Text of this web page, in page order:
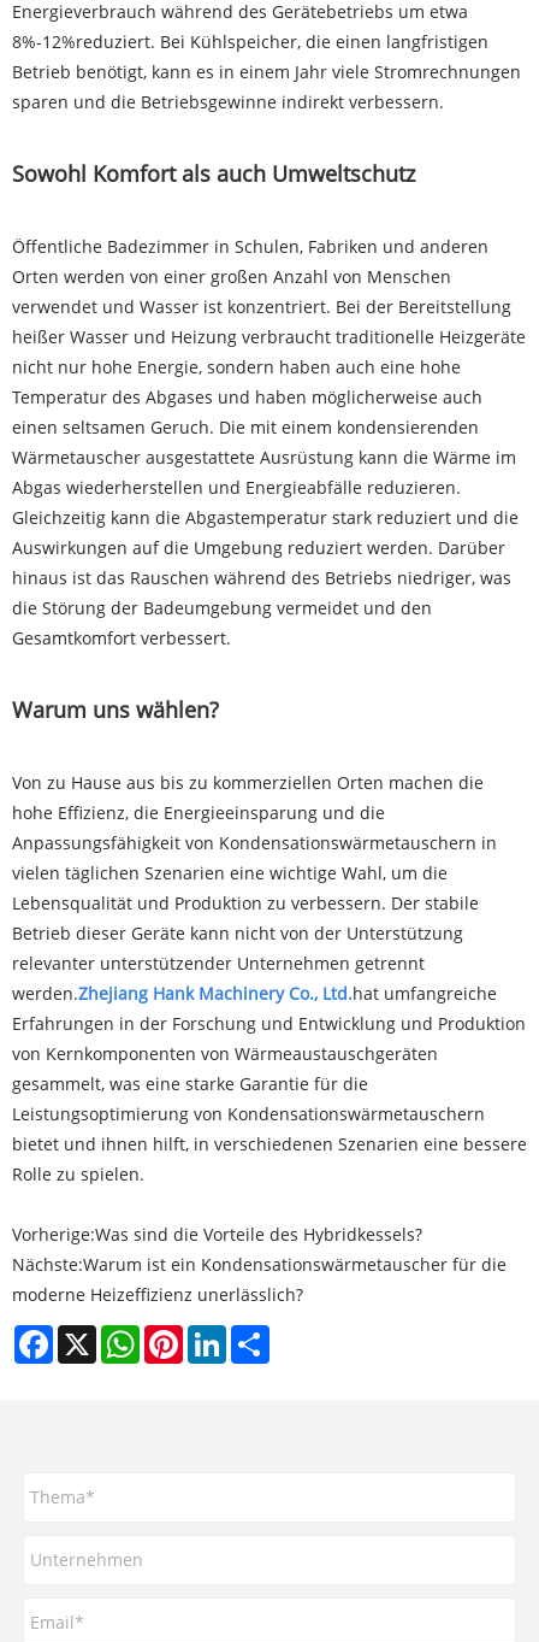
Energieverbrauch während des Gerätebetriebs um etwa
8%-12%reduziert. Bei Kühlspeicher, die einen langfristigen
Betrieb benötigt, kann es in einem Jahr viele Stromrechnungen
sparen und die Betriebsgewinne indirekt verbessern.
Sowohl Komfort als auch Umweltschutz
Öffentliche Badezimmer in Schulen, Fabriken und anderen
Orten werden von einer großen Anzahl von Menschen
verwendet und Wasser ist konzentriert. Bei der Bereitstellung
heißer Wasser und Heizung verbraucht traditionelle Heizgeräte
nicht nur hohe Energie, sondern haben auch eine hohe
Temperatur des Abgases und haben möglicherweise auch
einen seltsamen Geruch. Die mit einem kondensierenden
Wärmetauscher ausgestattete Ausrüstung kann die Wärme im
Abgas wiederherstellen und Energieabfälle reduzieren.
Gleichzeitig kann die Abgastemperatur stark reduziert und die
Auswirkungen auf die Umgebung reduziert werden. Darüber
hinaus ist das Rauschen während des Betriebs niedriger, was
die Störung der Badeumgebung vermeidet und den
Gesamtkomfort verbessert.
Warum uns wählen?
Von zu Hause aus bis zu kommerziellen Orten machen die
hohe Effizienz, die Energieeinsparung und die
Anpassungsfähigkeit von Kondensationswärmetauschern in
vielen täglichen Szenarien eine wichtige Wahl, um die
Lebensqualität und Produktion zu verbessern. Der stabile
Betrieb dieser Geräte kann nicht von der Unterstützung
relevanter unterstützender Unternehmen getrennt
werden.Zhejiang Hank Machinery Co., Ltd.hat umfangreiche
Erfahrungen in der Forschung und Entwicklung und Produktion
von Kernkomponenten von Wärmeaustauschgeräten
gesammelt, was eine starke Garantie für die
Leistungsoptimierung von Kondensationswärmetauschern
bietet und ihnen hilft, in verschiedenen Szenarien eine bessere
Rolle zu spielen.
Vorherige:Was sind die Vorteile des Hybridkessels?
Nächste:Warum ist ein Kondensationswärmetauscher für die
moderne Heizeffizienz unerlässlich?
Facebook
X WhatsAppPinterestLinkedIn